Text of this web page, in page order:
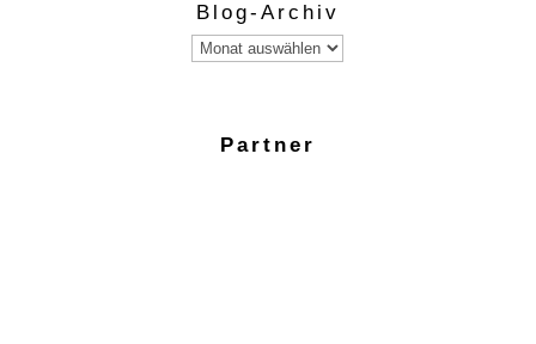
Blog-Archiv
Blog-
Partner